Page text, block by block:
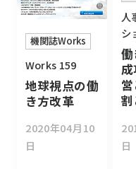
機関誌Works
Works 159
地球視点の働
き方改革
2020年04月10
日
人
シ
日